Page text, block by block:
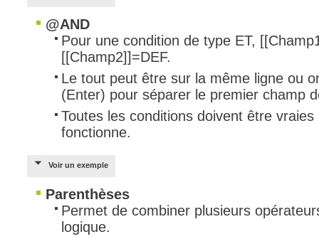
@AND
Pour une condition de type ET,
[[Champ2]]=DEF.
Le tout peut être sur la même ligne ou
(Enter) pour séparer le premier champ
Toutes les conditions doivent être
fonctionne.
Voir un exemple
Parenthèses
Permet de combiner plusieurs
logique.